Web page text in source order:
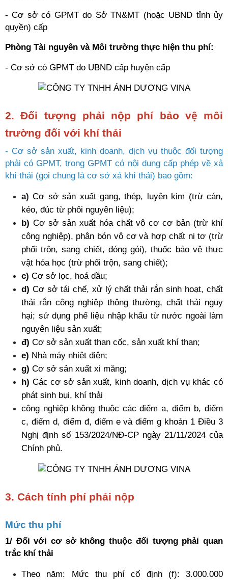
- Cơ sở có GPMT do Sở TN&MT (hoặc UBND tỉnh ủy
quyền) cấp
Phòng Tài nguyên và Môi trường thực hiện thu phí:
- Cơ sở có GPMT do UBND cấp huyện cấp
2. Đối tượng phải nộp phí bảo vệ môi
trường đối với khí thải
- Cơ sở sản xuất, kinh doanh, dịch vụ thuộc đối tượng
phải có GPMT, trong GPMT có nội dung cấp phép về xả
khí thải (gọi chung là cơ sở xả khí thải) bao gồm:
a) Cơ sở sản xuất gang, thép, luyện kim (trừ cán,
kéo, đúc từ phôi nguyên liệu);
b) Cơ sở sản xuất hóa chất vô cơ cơ bản (trừ khí
công nghiệp), phân bón vô cơ và hợp chất ni tơ (trừ
phối trộn, sang chiết, đóng gói), thuốc bảo vệ thực
vật hóa học (trừ phối trộn, sang chiết);
c) Cơ sở lọc, hoá dầu;
d) Cơ sở tái chế, xử lý chất thải rắn sinh hoạt, chất
thải rắn công nghiệp thông thường, chất thải nguy
hại; sử dụng phế liệu nhập khẩu từ nước ngoài làm
nguyên liệu sản xuất;
đ) Cơ sở sản xuất than cốc, sản xuất khí than;
e) Nhà máy nhiệt điện;
g) Cơ sở sản xuất xi măng;
h) Các cơ sở sản xuất, kinh doanh, dịch vụ khác có
phát sinh bụi, khí thải
công nghiệp không thuộc các điểm a, điểm b, điểm
c, điểm d, điểm đ, điểm e và điểm g khoản 1 Điều 3
Nghị định số 153/2024/NĐ-CP ngày 21/11/2024 của
Chính phủ.
3. Cách tính phí phải nộp
Mức thu phí
1/ Đối với cơ sở không thuộc đối tượng phải quan
trắc khí thải
Theo năm: Mức thu phí cố định (f): 3.000.000